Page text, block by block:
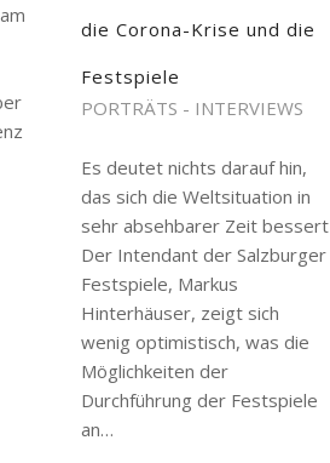
die Corona-Krise und die
Festspiele
PORTRÄTS - INTERVIEWS
Es deutet nichts darauf hin,
das sich die Weltsituation in
sehr absehbarer Zeit bessert
Der Intendant der Salzburger
Festspiele, Markus
Hinterhäuser, zeigt sich
wenig optimistisch, was die
Möglichkeiten der
Durchführung der Festspiele
an…